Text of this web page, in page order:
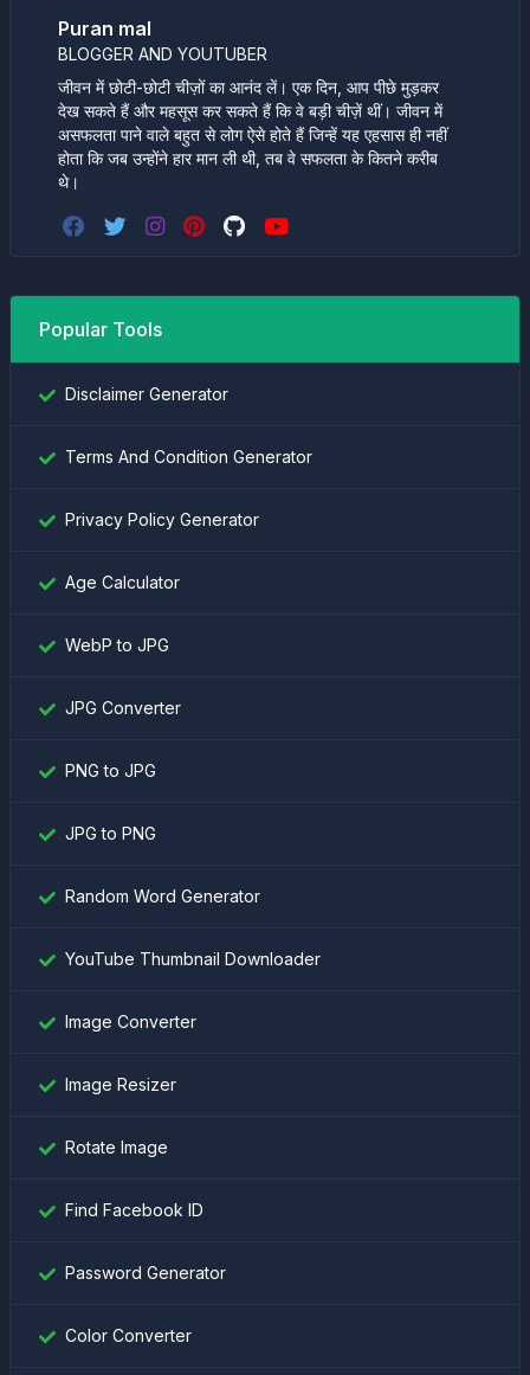
Puran mal
BLOGGER AND YOUTUBER
जीवन में छोटी-छोटी चीज़ों का आनंद लें। एक दिन, आप पीछे मुड़कर
देख सकते हैं और महसूस कर सकते हैं कि वे बड़ी चीज़ें थीं। जीवन में
असफलता पाने वाले बहुत से लोग ऐसे होते हैं जिन्हें यह एहसास ही नहीं
होता कि जब उन्होंने हार मान ली थी, तब वे सफलता के कितने करीब
थे।
Popular Tools
Disclaimer Generator
Terms And Condition Generator
Privacy Policy Generator
Age Calculator
WebP to JPG
JPG Converter
PNG to JPG
JPG to PNG
Random Word Generator
YouTube Thumbnail Downloader
Image Converter
Image Resizer
Rotate Image
Find Facebook ID
Password Generator
Color Converter